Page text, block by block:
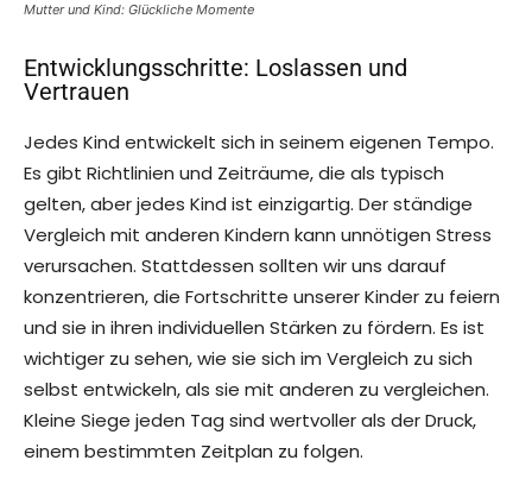
Mutter und Kind: Glückliche Momente
Entwicklungsschritte: Loslassen und
Vertrauen
Jedes Kind entwickelt sich in seinem eigenen Tempo.
Es gibt Richtlinien und Zeiträume, die als typisch
gelten, aber jedes Kind ist einzigartig. Der ständige
Vergleich mit anderen Kindern kann unnötigen Stress
verursachen. Stattdessen sollten wir uns darauf
konzentrieren, die Fortschritte unserer Kinder zu feiern
und sie in ihren individuellen Stärken zu fördern. Es ist
wichtiger zu sehen, wie sie sich im Vergleich zu sich
selbst entwickeln, als sie mit anderen zu vergleichen.
Kleine Siege jeden Tag sind wertvoller als der Druck,
einem bestimmten Zeitplan zu folgen.